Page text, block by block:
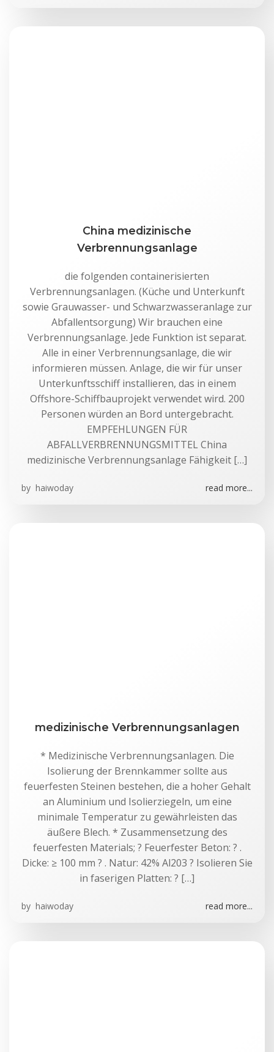
China medizinische
Verbrennungsanlage
die folgenden containerisierten
Verbrennungsanlagen. (Küche und Unterkunft
sowie Grauwasser- und Schwarzwasseranlage zur
Abfallentsorgung) Wir brauchen eine
Verbrennungsanlage. Jede Funktion ist separat.
Alle in einer Verbrennungsanlage, die wir
informieren müssen. Anlage, die wir für unser
Unterkunftsschiff installieren, das in einem
Offshore-Schiffbauprojekt verwendet wird. 200
Personen würden an Bord untergebracht.
EMPFEHLUNGEN FÜR
ABFALLVERBRENNUNGSMITTEL China
medizinische Verbrennungsanlage Fähigkeit […]
by haiwoday read more...
medizinische Verbrennungsanlagen
* Medizinische Verbrennungsanlagen. Die
Isolierung der Brennkammer sollte aus
feuerfesten Steinen bestehen, die a hoher Gehalt
an Aluminium und Isolierziegeln, um eine
minimale Temperatur zu gewährleisten das
äußere Blech. * Zusammensetzung des
feuerfesten Materials; ? Feuerfester Beton: ? .
Dicke: ≥ 100 mm ? . Natur: 42% Al203 ? Isolieren Sie
in faserigen Platten: ? […]
by haiwoday read more...